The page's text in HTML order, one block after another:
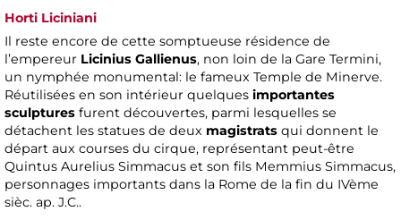
Horti Liciniani
Il reste encore de cette somptueuse résidence de
l’empereur Licinius Gallienus, non loin de la Gare Termini,
un nymphée monumental: le fameux Temple de Minerve.
Réutilisées en son intérieur quelques importantes
sculptures furent découvertes, parmi lesquelles se
détachent les statues de deux magistrats qui donnent le
départ aux courses du cirque, représentant peut-être
Quintus Aurelius Simmacus et son fils Memmius Simmacus,
personnages importants dans la Rome de la fin du IVème
sièc. ap. J.C..